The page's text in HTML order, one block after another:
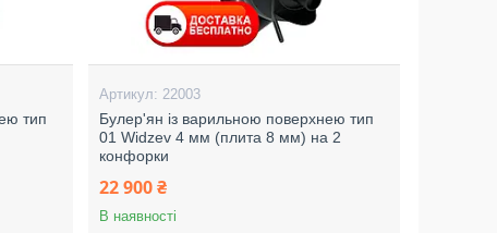
тип
22003
Булер'ян із варильною поверхнею тип
01 Widzev 4 мм (плита 8 мм) на 2
конфорки
22 900 ₴
В наявності